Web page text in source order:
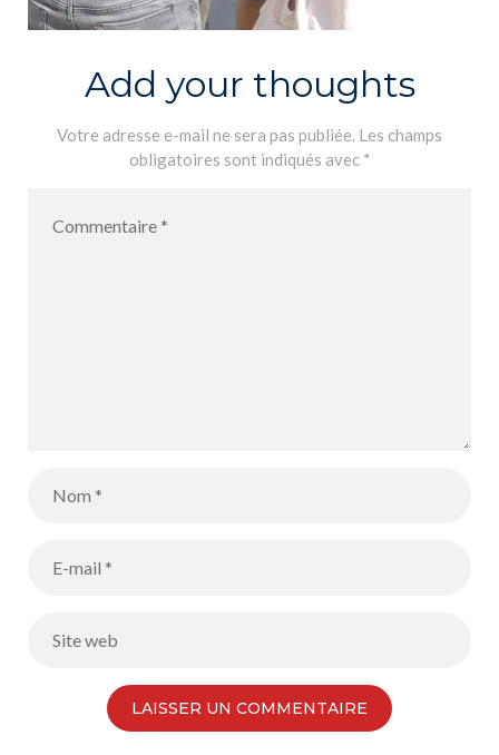
Add your thoughts
Votre adresse e-mail ne sera pas publiée. Les champs
obligatoires sont indiqués avec *